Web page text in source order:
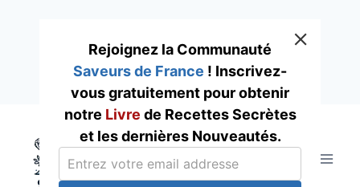
content
Rejoignez la Communauté
Saveurs de France ! Inscrivez-
vous gratuitement pour obtenir
notre Livre de Recettes Secrètes
et les dernières Nouveautés.